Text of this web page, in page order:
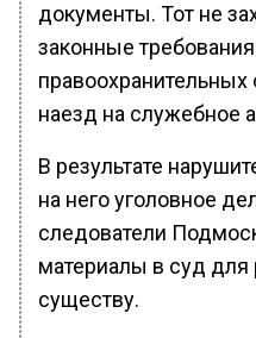
документы. Тот не
законные
наезд на служебное
В результате
на него уголовное
следователи
материалы в суд для
существу.